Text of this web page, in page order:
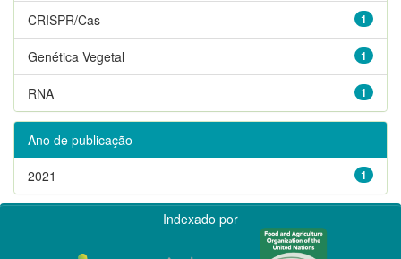
1
CRISPR/Cas
1
Genética Vegetal
1
RNA
Ano de publicação
1
2021
Indexado por